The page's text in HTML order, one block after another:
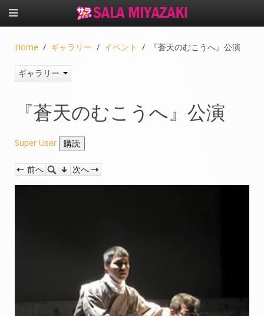
Home ギャラリー イベント 『蒼天のむこうへ』公演
ギャラリー
『蒼天のむこうへ』公演
Super User
前へ 次へ